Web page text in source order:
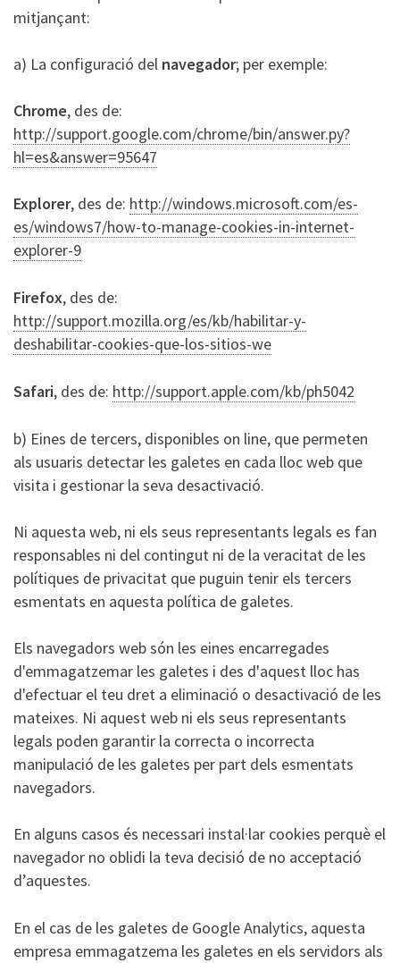
mitjançant:
a) La configuració del navegador; per exemple:
Chrome, des de:
http://support.google.com/chrome/bin/answer.py?
hl=es&answer=95647
Explorer, des de: http://windows.microsoft.com/es-
es/windows7/how-to-manage-cookies-in-internet-
explorer-9
Firefox, des de:
http://support.mozilla.org/es/kb/habilitar-y-
deshabilitar-cookies-que-los-sitios-we
Safari, des de: http://support.apple.com/kb/ph5042
b) Eines de tercers, disponibles on line, que permeten
als usuaris detectar les galetes en cada lloc web que
visita i gestionar la seva desactivació.
Ni aquesta web, ni els seus representants legals es fan
responsables ni del contingut ni de la veracitat de les
polítiques de privacitat que puguin tenir els tercers
esmentats en aquesta política de galetes.
Els navegadors web són les eines encarregades
d'emmagatzemar les galetes i des d'aquest lloc has
d'efectuar el teu dret a eliminació o desactivació de les
mateixes. Ni aquest web ni els seus representants
legals poden garantir la correcta o incorrecta
manipulació de les galetes per part dels esmentats
navegadors.
En alguns casos és necessari instal·lar cookies perquè el
navegador no oblidi la teva decisió de no acceptació
d’aquestes.
En el cas de les galetes de Google Analytics, aquesta
empresa emmagatzema les galetes en els servidors als